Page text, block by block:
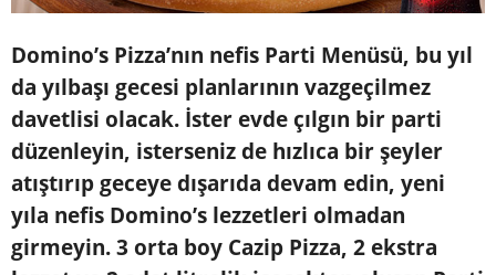
Domino’s Pizza’nın nefis Parti Menüsü, bu yıl
da yılbaşı gecesi planlarının vazgeçilmez
davetlisi olacak. İster evde çılgın bir parti
düzenleyin, isterseniz de hızlıca bir şeyler
atıştırıp geceye dışarıda devam edin, yeni
yıla nefis Domino’s lezzetleri olmadan
girmeyin. 3 orta boy Cazip Pizza, 2 ekstra